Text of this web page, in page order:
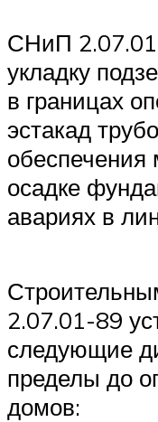
СНиП
укладку
в границах
эстакад
осадке
авариях в
2.07.01-89
следующие
пределы до
домов: